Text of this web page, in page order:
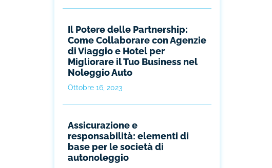
Il Potere delle Partnership:
Come Collaborare con Agenzie
di Viaggio e Hotel per
Migliorare il Tuo Business nel
Noleggio Auto
Ottobre 16, 2023
Assicurazione e
responsabilità: elementi di
base per le società di
autonoleggio